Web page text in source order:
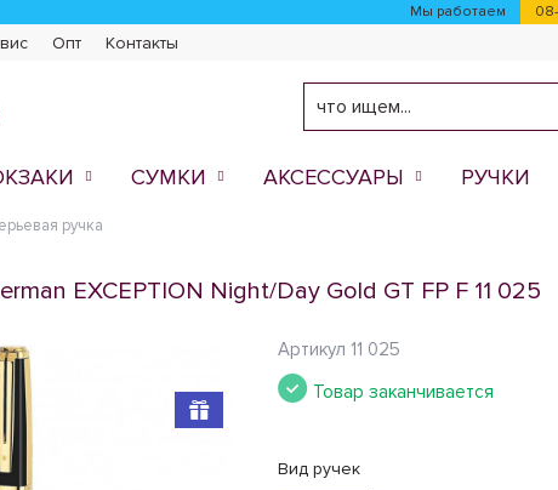
Мы работаем
Опт Контакты
СУМКИ АКСЕССУАРЫ РУЧКИ
ручка
EXCEPTION Night/Day Gold GT FP F 11 025
Артикул 11 025
Товар заканчивается
Вид ручек